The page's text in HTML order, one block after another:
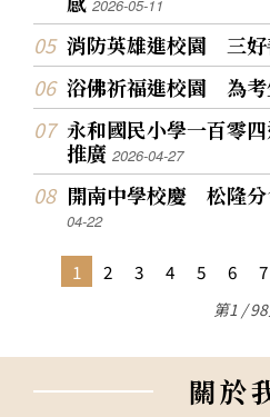
2026-05-11
消防英雄進校園 三
浴佛祈福進校園 為
永和國民小學一百零
推廣2026-04-27
開南中學校慶 松隆
04-22
1 2 3 4 5 6 7
第1 /
關於